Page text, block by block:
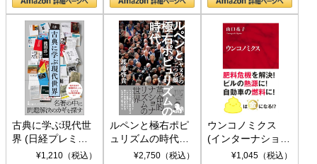
書)
古典に学ぶ現代世
界 (日経プレミア
シリーズ)¥1,210（税込）
ルペンと極右ポピ
ュリズムの時代：
〈ヤヌス〉の二つ
¥2,750（税込）
ウンコノミクス
(インターナショナ
ル新書)¥1,045（税込）